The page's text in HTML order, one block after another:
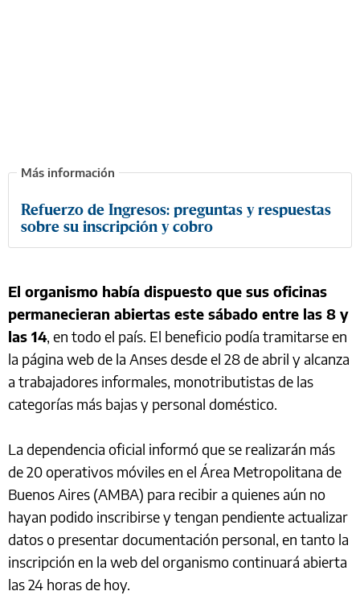
Refuerzo de Ingresos: preguntas y respuestas
sobre su inscripción y cobro
El organismo había dispuesto que sus oficinas
permanecieran abiertas este sábado entre las 8 y
las 14, en todo el país. El beneficio podía tramitarse en
la página web de la Anses desde el 28 de abril y alcanza
a trabajadores informales, monotributistas de las
categorías más bajas y personal doméstico.
La dependencia oficial informó que se realizarán más
de 20 operativos móviles en el Área Metropolitana de
Buenos Aires (AMBA) para recibir a quienes aún no
hayan podido inscribirse y tengan pendiente actualizar
datos o presentar documentación personal, en tanto la
inscripción en la web del organismo continuará abierta
las 24 horas de hoy.